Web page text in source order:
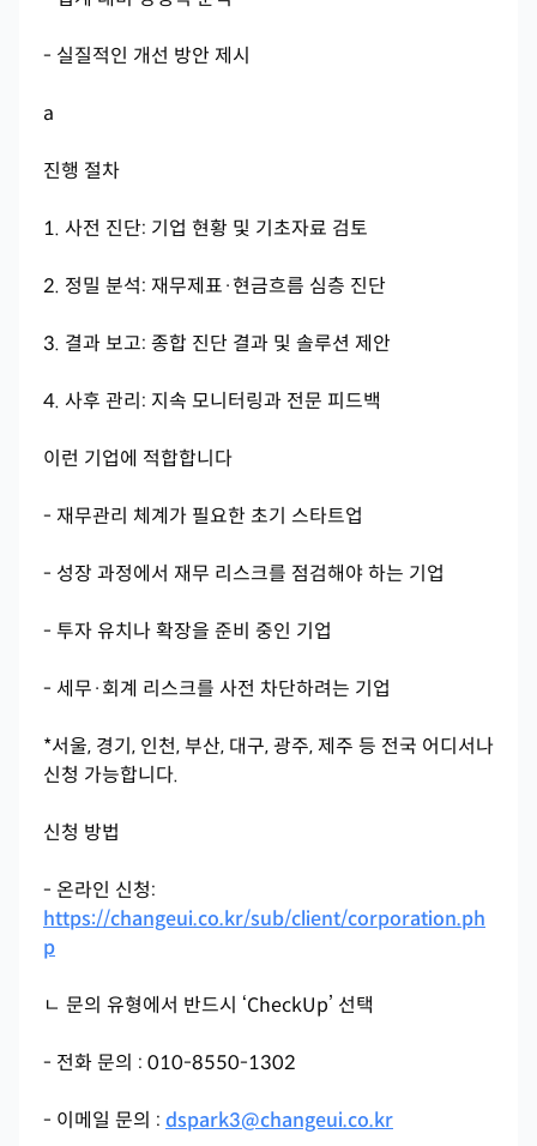
- 실질적인 개선 방안 제시
a
진행 절차
1. 사전 진단: 기업 현황 및 기초자료 검토
2. 정밀 분석: 재무제표·현금흐름 심층 진단
3. 결과 보고: 종합 진단 결과 및 솔루션 제안
4. 사후 관리: 지속 모니터링과 전문 피드백
이런 기업에 적합합니다
- 재무관리 체계가 필요한 초기 스타트업
- 성장 과정에서 재무 리스크를 점검해야 하는 기업
- 투자 유치나 확장을 준비 중인 기업
- 세무·회계 리스크를 사전 차단하려는 기업
*서울, 경기, 인천, 부산, 대구, 광주, 제주 등 전국 어디서나
신청 가능합니다.
신청 방법
- 온라인 신청:
https://changeui.co.kr/sub/client/corporation.ph
p
ㄴ 문의 유형에서 반드시 ‘CheckUp’ 선택
- 전화 문의 : 010-8550-1302
- 이메일 문의 : dspark3@changeui.co.kr